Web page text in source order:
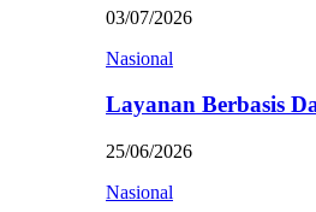
03/07/2026
Nasional
Layanan Berbasis
25/06/2026
Nasional